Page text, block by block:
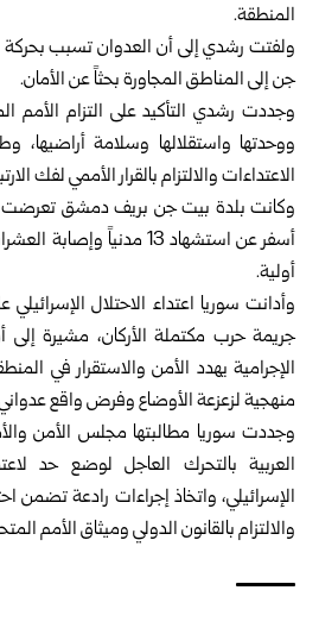
المنطقة.
ولفتت رشدي إلى أن العدوان تسبب بحركة
جن إلى المناطق المجاورة بحثاً عن الأمان.
وجددت رشدي التأكيد على التزام الأمم
ووحدتها واستقلالها وسلامة أراضيها،
الاعتداءات والالتزام بالقرار الأممي لفك الارتباط
وكانت بلدة بيت جن بريف دمشق تعرضت
أسفر عن استشهاد 13 مدنياً
أولية.
وأدانت سوريا اعتداء الاحتلال
جريمة حرب مكتملة الأركان، مشيرة إلى
الإجرامية يهدد الأمن والاستقرار في
منهجية لزعزعة الأوضاع وفرض واقع عدواني
وجددت سوريا مطالبتها مجلس الأمن
العربية بالتحرك العاجل لوضع حد
الإسرائيلي، واتخاذ إجراءات رادعة تضمن
والالتزام بالقانون الدولي وميثاق الأمم